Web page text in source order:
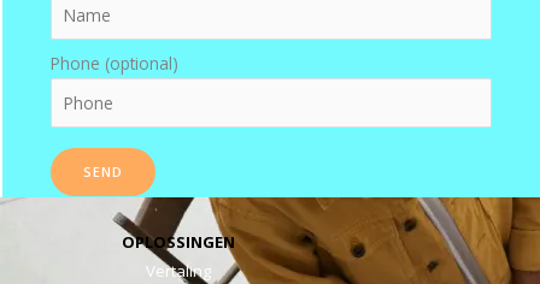
Phone (optional)
OPLOSSINGEN
Vertaling